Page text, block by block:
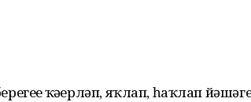
ҡәҙерләп, яҡлап, һаҡлап